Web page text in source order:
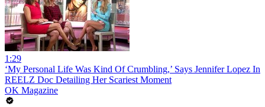
1:29
‘My Personal Life Was Kind Of Crumbling,’ Says Jennifer Lopez In
REELZ Doc Detailing Her Scariest Moment
OK Magazine